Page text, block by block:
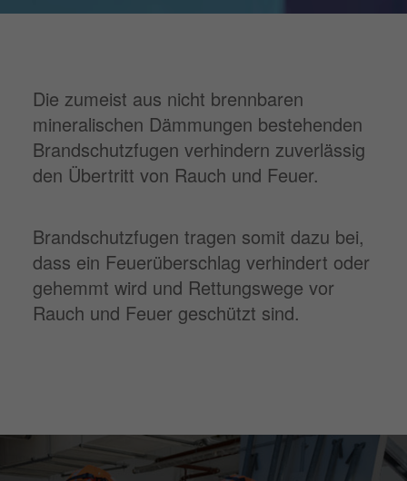
Die zumeist aus nicht brennbaren
mineralischen Dämmungen bestehenden
Brandschutzfugen verhindern zuverlässig
den Übertritt von Rauch und Feuer.
Brandschutzfugen tragen somit dazu bei,
dass ein Feuerüberschlag verhindert oder
gehemmt wird und Rettungswege vor
Rauch und Feuer geschützt sind.